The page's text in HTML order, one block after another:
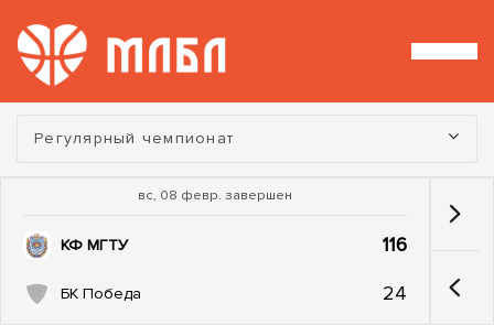
Турнир:
Регулярный чемпионат
вс, 08 февр. завершен
КФ МГТУ 116
БК Победа 24